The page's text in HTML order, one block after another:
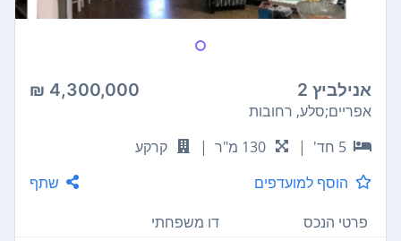
אנילביץ 2 4,300,000 ₪
אפריים;סלע, רחובות
5 חד'
| 130 מ"ר |
קרקע
הוסף למועדפים
שתף
פרטי הנכס
דו משפחתי